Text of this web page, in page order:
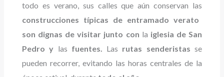
todo es verano, sus calles que aún conservan las
construcciones típicas de entramado verato
son dignas de visitar junto con la iglesia de San
Pedro y las fuentes. Las rutas senderistas se
pueden recorrer, evitando las horas centrales de la